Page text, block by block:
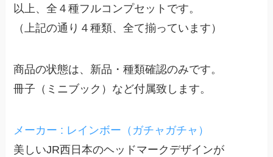
以上、全４種フルコンプセットです。
（上記の通り４種類、全て揃っています）
商品の状態は、新品・種類確認のみです。
冊子（ミニブック）など付属致します。
メーカー : レインボー（ガチャガチャ）
美しいJR西日本のヘッドマークデザインが